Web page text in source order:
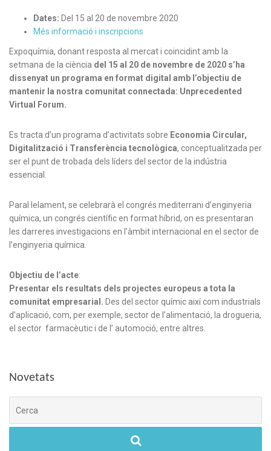
Dates: Del 15 al 20 de novembre 2020
Més informació i inscripcions
Expoquímia, donant resposta al mercat i coincidint amb la
setmana de la ciència del 15 al 20 de novembre de 2020 s’ha
dissenyat un programa en format digital amb l’objectiu de
mantenir la nostra comunitat connectada: Unprecedented
Virtual Forum.
Es tracta d’un programa d’activitats sobre Economia Circular,
Digitalització i Transferència tecnològica, conceptualitzada per
ser el punt de trobada dels líders del sector de la indústria
essencial.
Paral·lelament, se celebrarà el congrés mediterrani d’enginyeria
química, un congrés científic en format híbrid, on es presentaran
les darreres investigacions en l’àmbit internacional en el sector de
l’enginyeria química.
Objectiu de l’acte:
Presentar els resultats dels projectes europeus a tota la
comunitat empresarial. Des del sector químic així com industrials
d’aplicació, com, per exemple, sector de l’alimentació, la drogueria,
el sector farmacèutic i de l’ automoció, entre altres.
Novetats